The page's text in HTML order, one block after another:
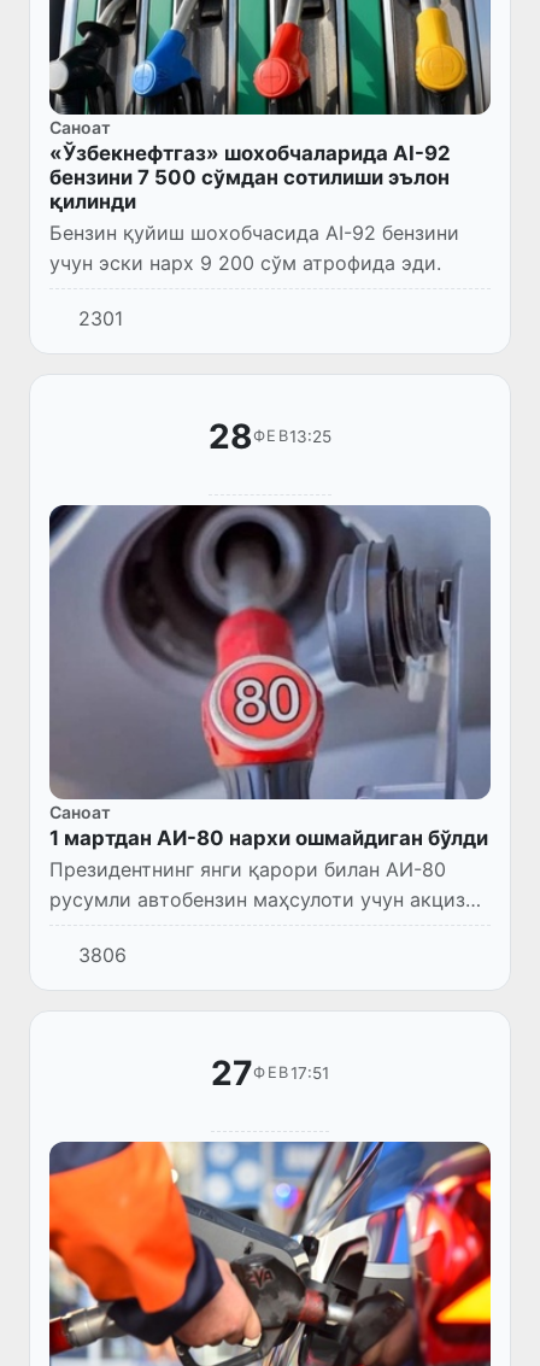
Саноат
«Ўзбекнефтгаз» шохобчаларида AI-92
бензини 7 500 сўмдан сотилиши эълон
қилинди
Бензин қуйиш шохобчасида AI-92 бензини
учун эски нарх 9 200 сўм атрофида эди.
2301
28ФЕВ13:25
Саноат
1 мартдан АИ-80 нархи ошмайдиган бўлди
Президентнинг янги қарори билан АИ-80
русумли автобензин маҳсулоти учун акциз
солиғини “ноль” ставкада қўллаш муддати
2023 йил 31 декабрга қадар узайтирилди.
3806
27ФЕВ17:51